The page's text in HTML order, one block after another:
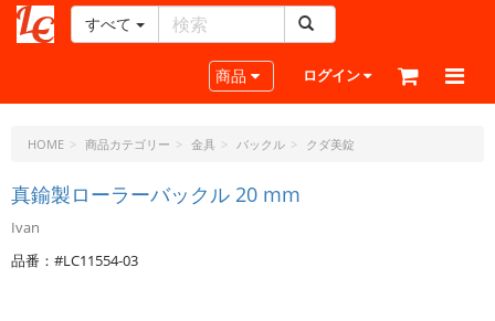
ー
ラ
ト・
ッ
ト・
すべて
Toggle navigation
商品 ログイン
HOME 商品カテゴリー 金具 バックル クダ美錠
真鍮製ローラーバックル 20 mm
Ivan
品番：#LC11554-03